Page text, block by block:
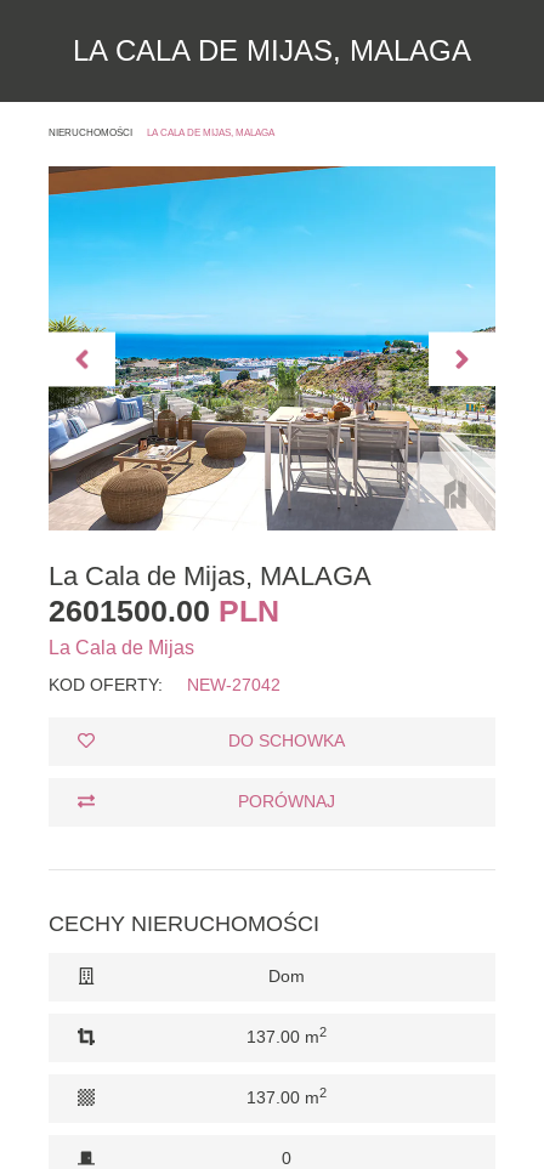
LA CALA DE MIJAS, MALAGA
NIERUCHOMOŚCI LA CALA DE MIJAS, MALAGA
La Cala de Mijas, MALAGA
2601500.00 PLN
La Cala de Mijas
KOD OFERTY: NEW-27042
DO SCHOWKA
PORÓWNAJ
CECHY NIERUCHOMOŚCI
Dom
137.00 m2
137.00 m2
0